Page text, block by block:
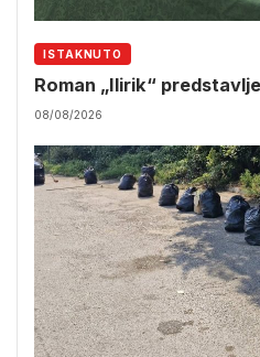
ISTAKNUTO
Roman „Ilirik“
08/08/2026